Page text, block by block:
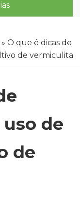
» O que é dicas de
de vermiculita
de
de